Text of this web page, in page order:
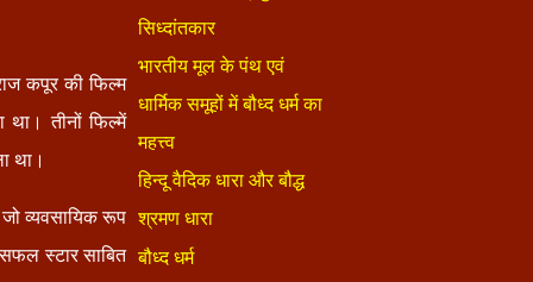
कपूर की फिल्म
तीनों फिल्में
था।
जो व्यवसायिक रूप
स्टार साबित